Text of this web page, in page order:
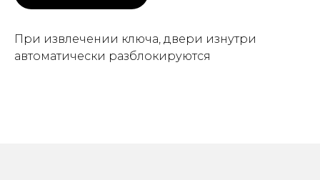
При извлечении ключа, двери изнутри
автоматически разблокируются